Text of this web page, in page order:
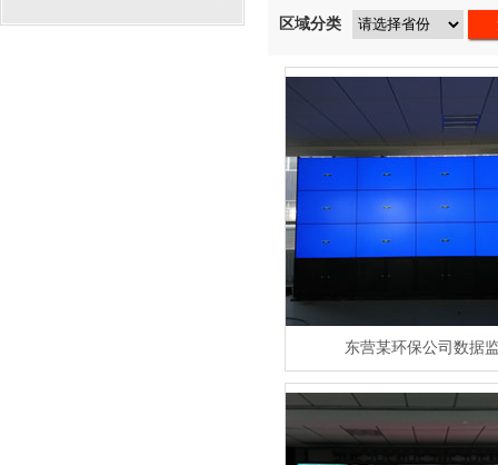
区域分类
东营某环保公司数据